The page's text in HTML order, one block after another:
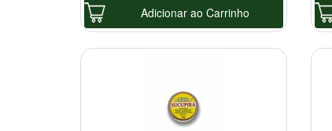
Adicionar ao Carrinho